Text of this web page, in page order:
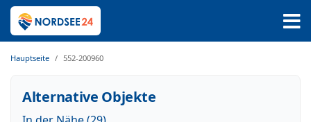
Hauptseite 552-200960
Alternative Objekte